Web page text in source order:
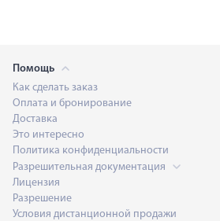
Помощь
Как сделать заказ
Оплата и бронирование
Доставка
Это интересно
Политика конфиденциальности
Разрешительная документация
Лицензия
Разрешение
Условия дистанционной продажи